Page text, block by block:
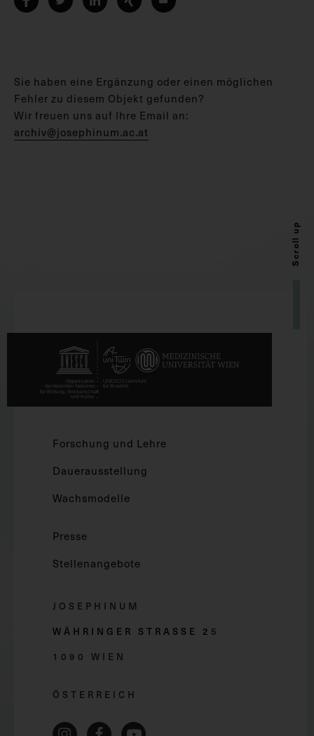
Sie haben eine Ergänzung oder einen möglichen
Fehler zu diesem Objekt gefunden?
Wir freuen uns auf Ihre Email an:
archiv@josephinum.ac.at
Scroll up
Forschung und Lehre
Dauerausstellung
Wachsmodelle
Presse
Stellenangebote
JOSEPHINUM
WÄHRINGER STRASSE 2 5
1090 WIEN
ÖSTERREICH